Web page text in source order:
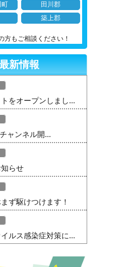
町
田川郡
築上郡
方もご相談ください！
新情報
をオープンしまし...
ャンネル開...
らせ
ず駆けつけます！
ルス感染症対策に...